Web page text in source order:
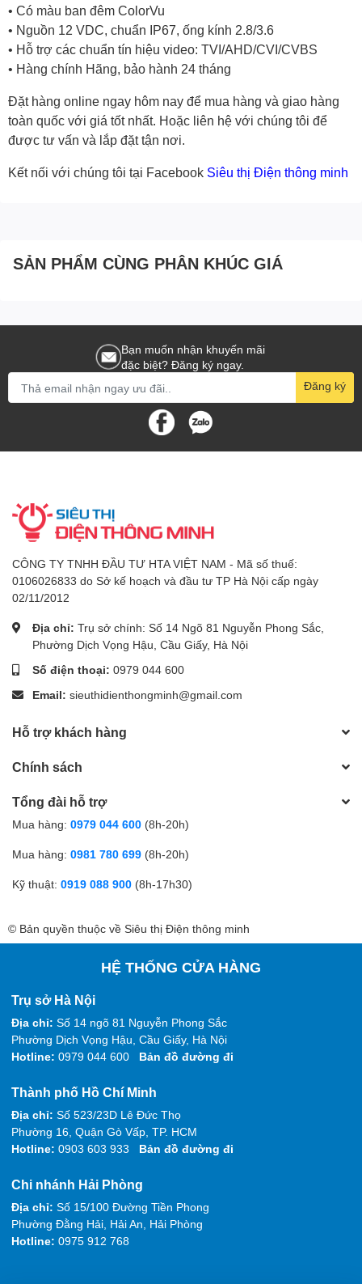
• Có màu ban đêm ColorVu
• Nguồn 12 VDC, chuẩn IP67, ống kính 2.8/3.6
• Hỗ trợ các chuẩn tín hiệu video: TVI/AHD/CVI/CVBS
• Hàng chính Hãng, bảo hành 24 tháng
Đặt hàng online ngay hôm nay để mua hàng và giao hàng
toàn quốc với giá tốt nhất. Hoặc liên hệ với chúng tôi để
được tư vấn và lắp đặt tận nơi.
Kết nối với chúng tôi tại Facebook Siêu thị Điện thông minh
SẢN PHẨM CÙNG PHÂN KHÚC GIÁ
Bạn muốn nhận khuyến mãi
đặc biệt? Đăng ký ngay.
Đăng ký
CÔNG TY TNHH ĐẦU TƯ HTA VIỆT NAM - Mã số thuế:
0106026833 do Sở kế hoạch và đầu tư TP Hà Nội cấp ngày
02/11/2012
Địa chỉ: Trụ sở chính: Số 14 Ngõ 81 Nguyễn Phong Sắc,
Phường Dịch Vọng Hậu, Cầu Giấy, Hà Nội
Số điện thoại: 0979 044 600
Email: sieuthidienthongminh@gmail.com
Hỗ trợ khách hàng
Chính sách
Tổng đài hỗ trợ
Mua hàng: 0979 044 600 (8h-20h)
Mua hàng: 0981 780 699 (8h-20h)
Kỹ thuật: 0919 088 900 (8h-17h30)
© Bản quyền thuộc về Siêu thị Điện thông minh
HỆ THỐNG CỬA HÀNG
Trụ sở Hà Nội
Địa chỉ: Số 14 ngõ 81 Nguyễn Phong Sắc
Phường Dịch Vọng Hậu, Cầu Giấy, Hà Nội
Hotline: 0979 044 600 Bản đồ đường đi
Thành phố Hồ Chí Minh
Địa chỉ: Số 523/23D Lê Đức Thọ
Phường 16, Quận Gò Vấp, TP. HCM
Hotline: 0903 603 933 Bản đồ đường đi
Chi nhánh Hải Phòng
Địa chỉ: Số 15/100 Đường Tiền Phong
Phường Đằng Hải, Hải An, Hải Phòng
Hotline: 0975 912 768